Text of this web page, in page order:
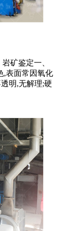
矿鉴定一、
,表面常因氧化
明,无解理;硬